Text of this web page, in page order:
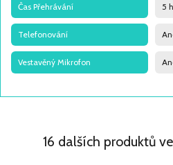
Čas Přehrávání 5
Telefonování
Vestavěný Mikrofon
16 dalších produktů